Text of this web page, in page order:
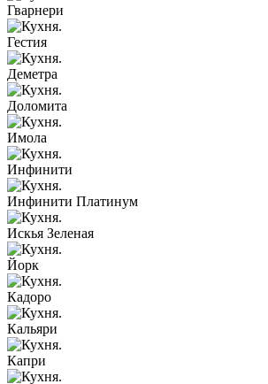
Гварнери
Гестия
Деметра
Доломита
Имола
Инфинити
Инфинити Платинум
Искья Зеленая
Йорк
Кадоро
Кальяри
Капри